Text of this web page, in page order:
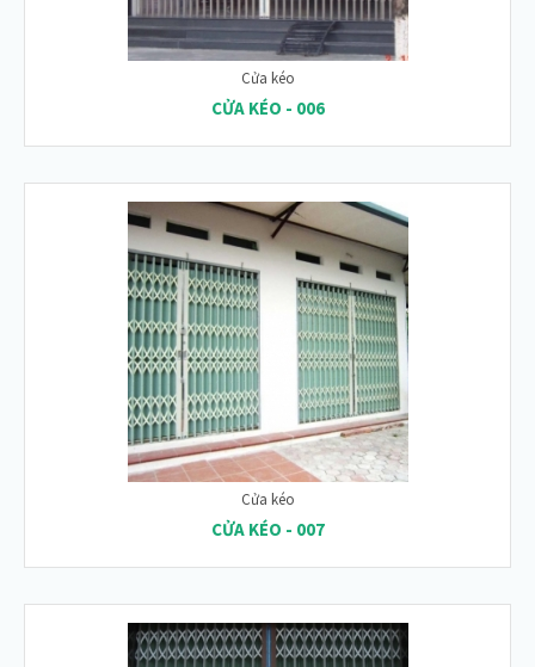
Cửa kéo
CỬA KÉO - 006
Cửa kéo
CỬA KÉO - 007